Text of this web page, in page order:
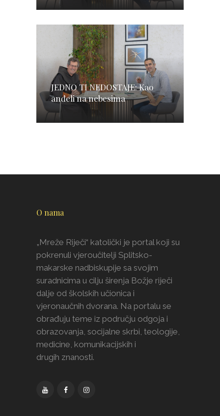
JEDNO TI NEDOSTAJE: Kao
anđeli na nebesima
O nama
„Mreže Riječi“ katolički je portal koji su
pokrenuli vjeroučitelji Splitsko-
makarske nadbiskupije sa svojim
suradnicima u cilju širenja Božje riječi
dalje od školskih učionica i
vjeronaučnih dvorana. Na portalu se
obrađuju teme iz području odgoja i
obrazovanja, socijalne skrbi, teologije,
medicine, komunikacijskih i
drugih znanosti.